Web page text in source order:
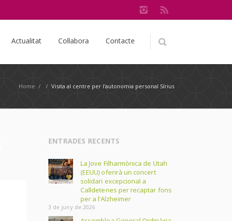
Actualitat Col·labora Contacte
Home / / Visita al centre per l'autonomia personal Sírius
ENTRADES RECENTS
La Jove Filharmònica de Utah
(EEUU) oferirà un concert
solidari excepcional a
Calldetenes per recaptar fons
per a l’Alzheimer
3 de juny de 2026